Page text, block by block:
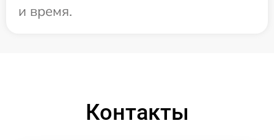
и время.
Контакты